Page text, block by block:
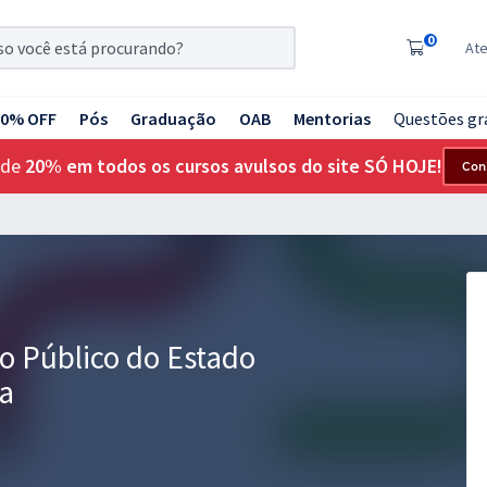
0
OFF Pós Graduação OAB Mentorias Questões
20% em todos os cursos avulsos do site SÓ HOJE!
Público do Estado